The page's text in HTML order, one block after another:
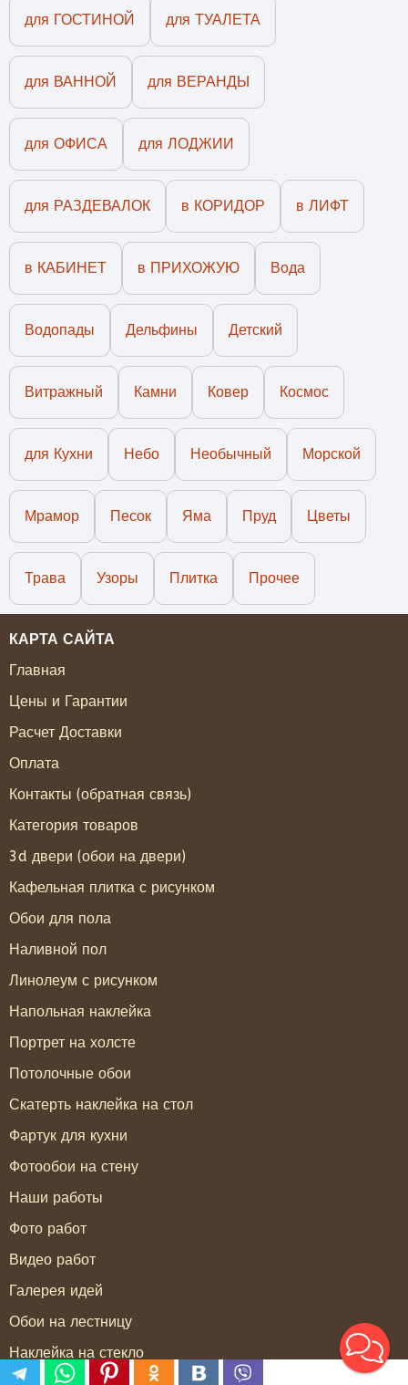
для ГОСТИНОЙ для ТУАЛЕТА
для ВАННОЙ для ВЕРАНДЫ
для ОФИСА для ЛОДЖИИ
для РАЗДЕВАЛОК в КОРИДОР в ЛИФТ
в КАБИНЕТ в ПРИХОЖУЮ Вода
Водопады Дельфины Детский
Витражный Камни Ковер Космос
для Кухни Небо Необычный Морской
Мрамор Песок Яма Пруд Цветы
Трава Узоры Плитка Прочее
КАРТА САЙТА
Главная
Цены и Гарантии
Расчет Доставки
Оплата
Контакты (обратная связь)
Категория товаров
3d двери (обои на двери)
Кафельная плитка с рисунком
Обои для пола
Наливной пол
Линолеум с рисунком
Напольная наклейка
Портрет на холсте
Потолочные обои
Скатерть наклейка на стол
Фартук для кухни
Фотообои на стену
Наши работы
Фото работ
Видео работ
Галерея идей
Обои на лестницу
Наклейка на стекло